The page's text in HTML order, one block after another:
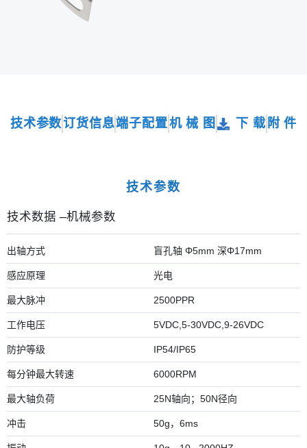
技术参数订货信息端子配置机 械 图 下 载 附 件
技术参数
技术数据 –机械参数
出轴方式 盲孔轴 Φ5mm 深Φ17mm
感应原理 光电
最大脉冲 2500PPR
工作电压 5VDC,5-30VDC,9-26VDC
防护等级 IP54/IP65
每分钟最大转速 6000RPM
最大轴负荷 25N轴向；50N径向
冲击 50g，6ms